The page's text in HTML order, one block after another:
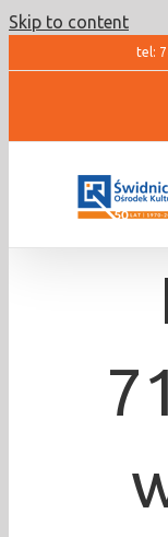
Skip to content
tel: